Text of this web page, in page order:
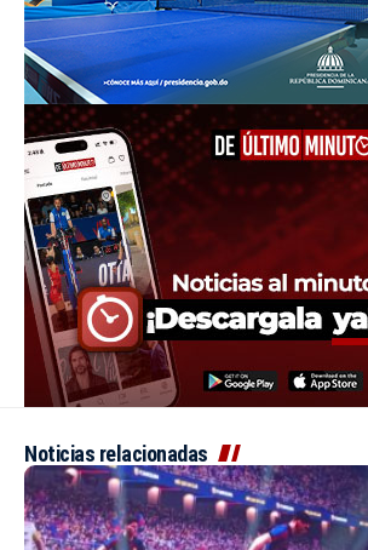
Noticias relacionadas